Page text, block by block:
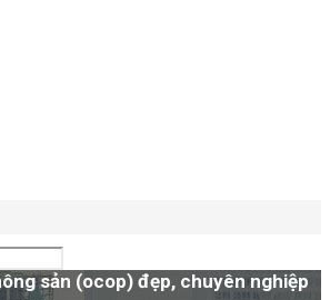
sản (ocop) đẹp, chuyên nghiệp